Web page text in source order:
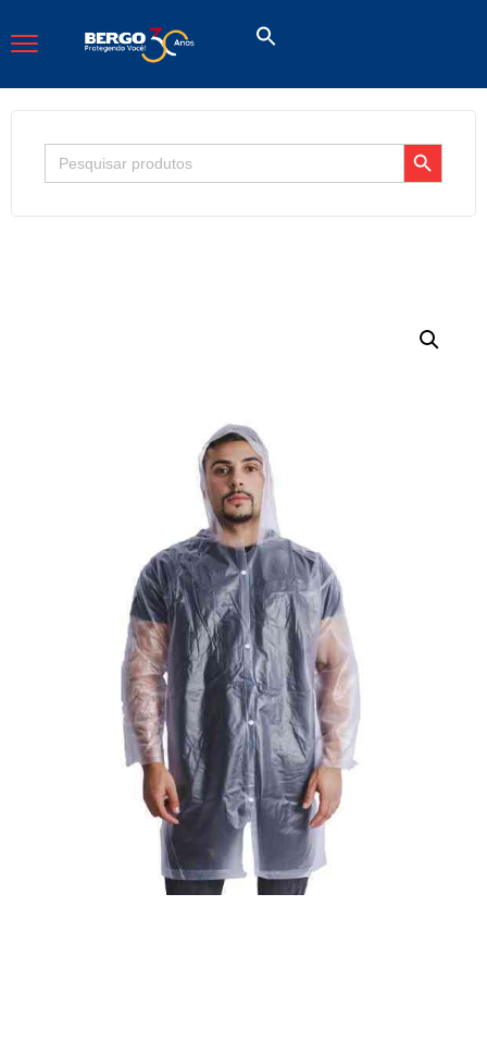
Search
for:
Search Button